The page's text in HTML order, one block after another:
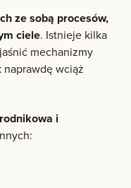
ze sobą procesów,
ciele. Istnieje kilka
mechanizmy
wciąż
i